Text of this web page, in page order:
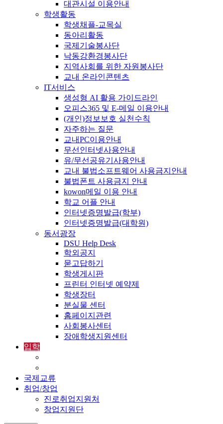
대관시설 이용안내
학생활동
학생채플-교목실
동아리활동
국제기술봉사단
낙동강환경봉사단
지역사회를 위한 자원봉사단
교내 온라인콘텐츠
IT서비스
생성형 AI 활용 가이드라인
오피스365 및 E-메일 이용안내
(개인)정보보호 실천수칙
자주하는 질문
교내PC이용안내
무선인터넷사용안내
유/무선공유기사용안내
교내 불법소프트웨어 사용금지안내
불법폰트 사용금지 안내
kowon메일 이용 안내
학교 어플 안내
인터넷증명발급(학부)
인터넷증명발급(대학원)
동서광장
DSU Help Desk
학외공지
묻고답하기
학생게시판
프린터 인터넷 예약제
학생장터
분실물 센터
홈페이지관련
사회봉사센터
장애학생지원센터
입학
국제교류
취업/창업
진로취업지원처
창업지원단